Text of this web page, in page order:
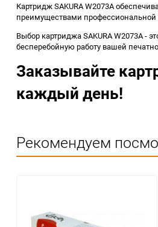
Картридж SAKURA W2073A
преимуществами
Выбор картриджа SAKURA W2073A -
бесперебойную работу вашей
Заказывайте
каждый день!
Рекомендуем